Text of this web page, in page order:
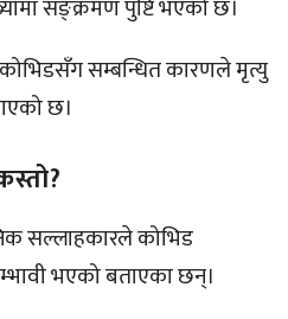
सङ्क्रमण पुष्टि भएको छ।
सम्बन्धित कारणले मृत्यु
छ।
सल्लाहकारले कोभिड
भएको बताएका छन्।